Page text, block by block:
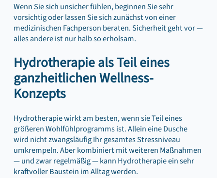
Wenn Sie sich unsicher fühlen, beginnen Sie sehr
vorsichtig oder lassen Sie sich zunächst von einer
medizinischen Fachperson beraten. Sicherheit geht vor —
alles andere ist nur halb so erholsam.
Hydrotherapie als Teil eines
ganzheitlichen Wellness-
Konzepts
Hydrotherapie wirkt am besten, wenn sie Teil eines
größeren Wohlfühlprogramms ist. Allein eine Dusche
wird nicht zwangsläufig Ihr gesamtes Stressniveau
umkrempeln. Aber kombiniert mit weiteren Maßnahmen
— und zwar regelmäßig — kann Hydrotherapie ein sehr
kraftvoller Baustein im Alltag werden.